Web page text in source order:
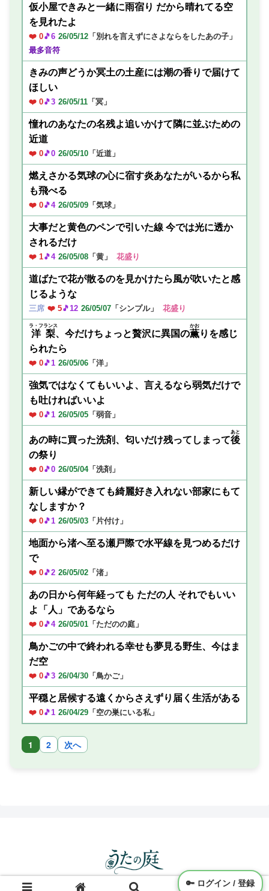
仮小屋できみと一緒に雨宿り だから晴れてる空
を見れたよ
❤️ 0🎵6 26/05/12 「別れを言えずにさよならをしたあの子」
最多音符
きみの声どうか冥土の土産には潮の香りで届けて
ほしい
❤️ 0🎵3 26/05/11 「冥」
憧れのあなたの名残よ追いかけて隣に並ぶための
近道
❤️ 0🎵0 26/05/10 「近道」
燃えさかる気球の心に宿す炎あなたがいるから私
も飛べる
❤️ 0🎵4 26/05/09 「気球」
大事だと黄色のペンで引いた線 今では光に透か
されるだけ
❤️ 1🎵4 26/05/08 「黄」 花盛り
道ばたで花が散るのを見かけたら風が吹いたと感
じるような
三席 ❤️ 5🎵12 26/05/07 「シンプル」 花盛り
洋梨
ラ・フランス
、今だけちょっと贅沢に異国の薫
かお
りを感じ
られたら
❤️ 0🎵1 26/05/06 「洋」
強気ではなくてもいいよ、言えるなら弱気だけで
も吐ければいいよ
❤️ 0🎵1 26/05/05 「弱音」
あの時に買った洗剤、匂いだけ残ってしまって後
あと
の祭り
❤️ 0🎵0 26/05/04「洗剤」
新しい縁ができても綺麗好き入れない部家にもて
なしますか？
❤️ 0🎵1 26/05/03 「片付け」
地面から渚へ至る瀬戸際で水平線を見つめるだけ
で
❤️ 0🎵2 26/05/02 「渚」
あの日から何年経っても ただの人 それでもいい
よ「人」であるなら
❤️ 0🎵4 26/05/01 「ただのの庭」
鳥かごの中で終われる幸せも夢見る野生、今はま
だ空
❤️ 0🎵3 26/04/30 「鳥かご」
平穏と居候する遠くからさえずり届く生活がある
❤️ 0🎵1 26/04/29 「空の巣にいる私」
1 2 次へ
© 2025 うたの庭.
🔑 ログイン / 登録